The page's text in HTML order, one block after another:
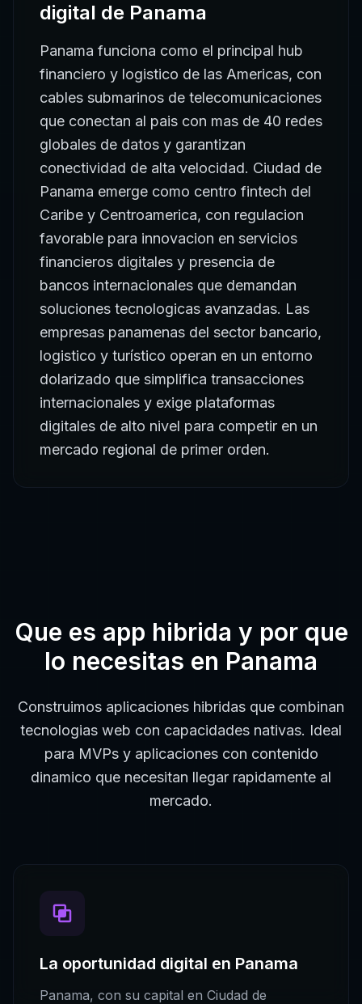
digital de Panama
Panama funciona como el principal hub
financiero y logistico de las Americas, con
cables submarinos de telecomunicaciones
que conectan al pais con mas de 40 redes
globales de datos y garantizan
conectividad de alta velocidad. Ciudad de
Panama emerge como centro fintech del
Caribe y Centroamerica, con regulacion
favorable para innovacion en servicios
financieros digitales y presencia de
bancos internacionales que demandan
soluciones tecnologicas avanzadas. Las
empresas panamenas del sector bancario,
logistico y turístico operan en un entorno
dolarizado que simplifica transacciones
internacionales y exige plataformas
digitales de alto nivel para competir en un
mercado regional de primer orden.
Que es app hibrida y por que
lo necesitas en Panama
Construimos aplicaciones hibridas que combinan
tecnologias web con capacidades nativas. Ideal
para MVPs y aplicaciones con contenido
dinamico que necesitan llegar rapidamente al
mercado.
La oportunidad digital en Panama
Panama, con su capital en Ciudad de